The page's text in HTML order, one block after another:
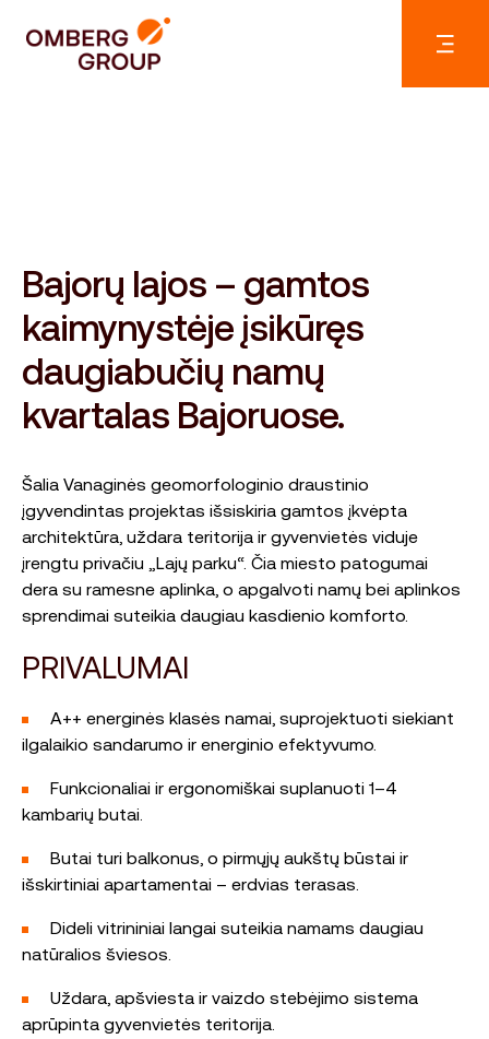
Bajorų lajos – gamtos
kaimynystėje įsikūręs
daugiabučių namų
kvartalas Bajoruose.
Šalia Vanaginės geomorfologinio draustinio
įgyvendintas projektas išsiskiria gamtos įkvėpta
architektūra, uždara teritorija ir gyvenvietės viduje
įrengtu privačiu „Lajų parku“. Čia miesto patogumai
dera su ramesne aplinka, o apgalvoti namų bei aplinkos
sprendimai suteikia daugiau kasdienio komforto.
PRIVALUMAI
A++ energinės klasės namai, suprojektuoti siekiant
ilgalaikio sandarumo ir energinio efektyvumo.
Funkcionaliai ir ergonomiškai suplanuoti 1–4
kambarių butai.
Butai turi balkonus, o pirmųjų aukštų būstai ir
išskirtiniai apartamentai – erdvias terasas.
Dideli vitrininiai langai suteikia namams daugiau
natūralios šviesos.
Uždara, apšviesta ir vaizdo stebėjimo sistema
aprūpinta gyvenvietės teritorija.